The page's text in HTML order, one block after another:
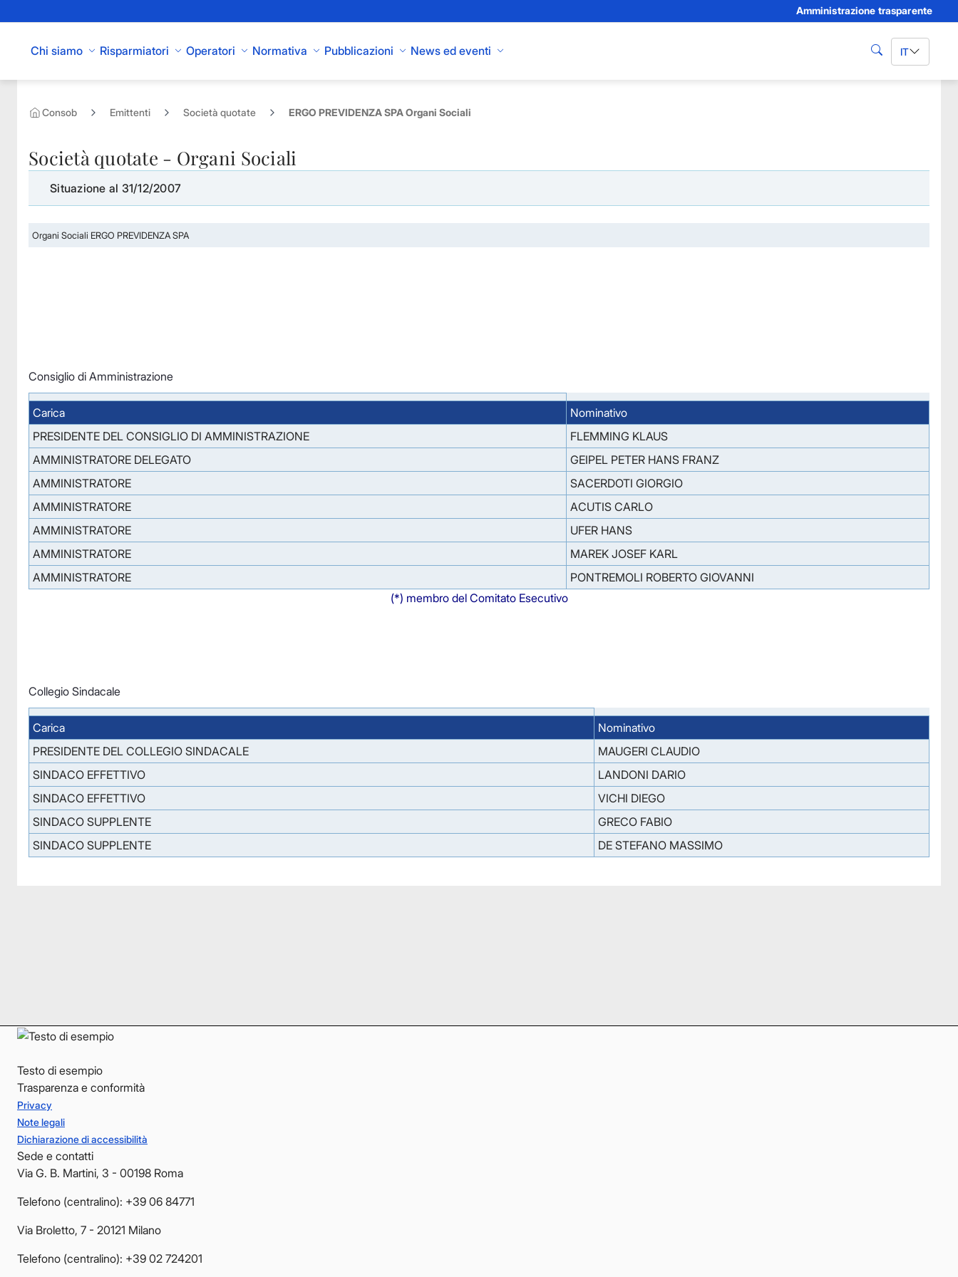
Amministrazione trasparente
Chi siamo Risparmiatori Operatori Normativa Pubblicazioni News ed eventi cerca IT
Consob Emittenti Società quotate ERGO PREVIDENZA SPA Organi Sociali
Società quotate - Organi Sociali
Situazione al 31/12/2007
Organi Sociali ERGO PREVIDENZA SPA
Consiglio di Amministrazione
Carica
Nominativo
PRESIDENTE DEL CONSIGLIO DI AMMINISTRAZIONE
FLEMMING KLAUS
AMMINISTRATORE DELEGATO
GEIPEL PETER HANS FRANZ
AMMINISTRATORE
SACERDOTI GIORGIO
AMMINISTRATORE
ACUTIS CARLO
AMMINISTRATORE
UFER HANS
AMMINISTRATORE
MAREK JOSEF KARL
AMMINISTRATORE
PONTREMOLI ROBERTO GIOVANNI
(*) membro del Comitato Esecutivo
Collegio Sindacale
Carica
Nominativo
PRESIDENTE DEL COLLEGIO SINDACALE
MAUGERI CLAUDIO
SINDACO EFFETTIVO
LANDONI DARIO
SINDACO EFFETTIVO
VICHI DIEGO
SINDACO SUPPLENTE
GRECO FABIO
SINDACO SUPPLENTE
DE STEFANO MASSIMO
Testo di esempio
Trasparenza e conformità
Privacy
Note legali
Dichiarazione di accessibilità
Sede e contatti
Via G. B. Martini, 3 - 00198 Roma
Telefono (centralino): +39 06 84771
Via Broletto, 7 - 20121 Milano
Telefono (centralino): +39 02 724201